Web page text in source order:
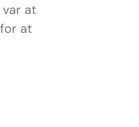
at
at